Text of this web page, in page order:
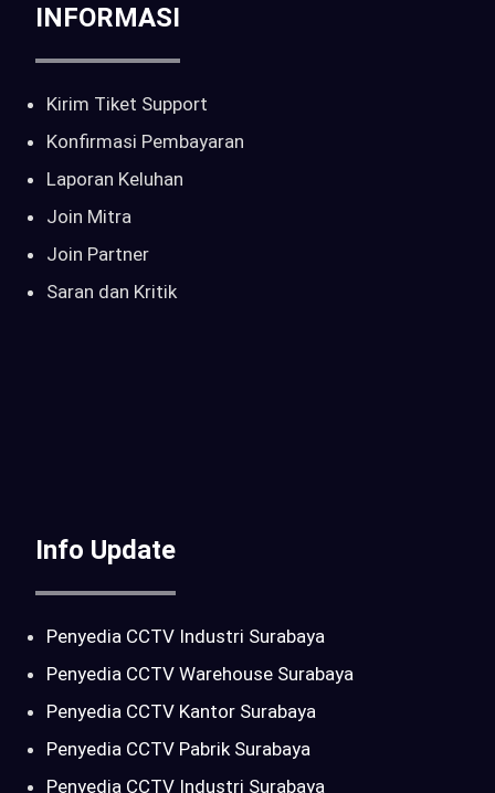
INFORMASI
Kirim Tiket Support
Konfirmasi Pembayaran
Laporan Keluhan
Join Mitra
Join Partner
Saran dan Kritik
Info Update
Penyedia CCTV Industri Surabaya
Penyedia CCTV Warehouse Surabaya
Penyedia CCTV Kantor Surabaya
Penyedia CCTV Pabrik Surabaya
Penyedia CCTV Industri Surabaya